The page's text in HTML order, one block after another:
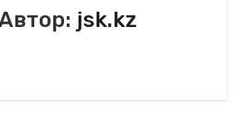
jsk.kz